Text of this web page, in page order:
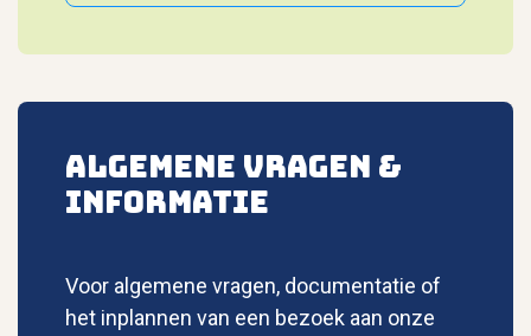
ALGEMENE VRAGEN &
INFORMATIE
Voor algemene vragen, documentatie of
het inplannen van een bezoek aan onze